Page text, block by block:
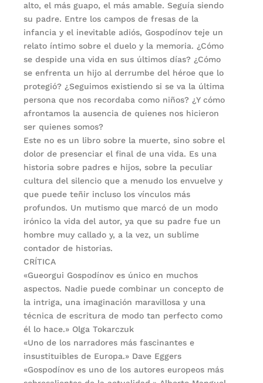
alto, el más guapo, el más amable. Seguía siendo
su padre. Entre los campos de fresas de la
infancia y el inevitable adiós, Gospodínov teje un
relato íntimo sobre el duelo y la memoria. ¿Cómo
se despide una vida en sus últimos días? ¿Cómo
se enfrenta un hijo al derrumbe del héroe que lo
protegió? ¿Seguimos existiendo si se va la última
persona que nos recordaba como niños? ¿Y cómo
afrontamos la ausencia de quienes nos hicieron
ser quienes somos?
Este no es un libro sobre la muerte, sino sobre el
dolor de presenciar el final de una vida. Es una
historia sobre padres e hijos, sobre la peculiar
cultura del silencio que a menudo los envuelve y
que puede teñir incluso los vínculos más
profundos. Un mutismo que marcó de un modo
irónico la vida del autor, ya que su padre fue un
hombre muy callado y, a la vez, un sublime
contador de historias.
CRÍTICA
«Gueorgui Gospodínov es único en muchos
aspectos. Nadie puede combinar un concepto de
la intriga, una imaginación maravillosa y una
técnica de escritura de modo tan perfecto como
él lo hace.» Olga Tokarczuk
«Uno de los narradores más fascinantes e
insustituibles de Europa.» Dave Eggers
«Gospodínov es uno de los autores europeos más